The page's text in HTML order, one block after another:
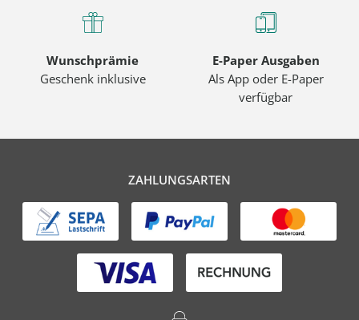
Wunschprämie
Geschenk inklusive
E-Paper Ausgaben
Als App oder E-Paper
verfügbar
ZAHLUNGSARTEN